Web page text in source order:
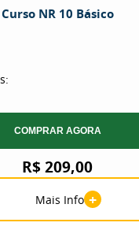
Curso NR 10 Básico
COMPRAR AGORA
R$ 209,00
Mais Info +